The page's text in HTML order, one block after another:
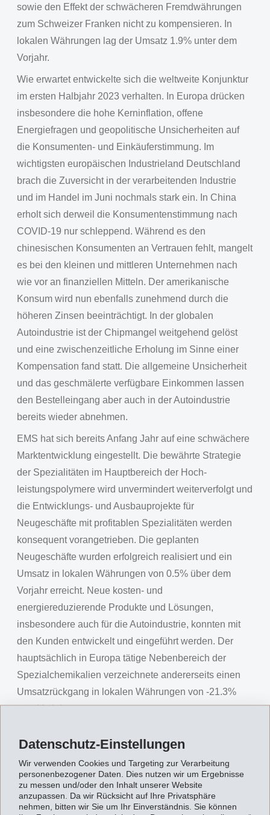
Datenschutz-Einstellungen
Wir verwenden Cookies und Targeting zur Verarbeitung
personenbezogener Daten. Dies nutzen wir um Ergebnisse
zu messen und/oder den Inhalt unserer Website
anzupassen. Da wir Rücksicht auf Ihre Privatsphäre
nehmen, bitten wir Sie um Ihr Einverständnis. Sie können
sowie den Effekt der schwächeren Fremdwährungen
zum Schweizer Franken nicht zu kompensieren. In
lokalen Währungen lag der Umsatz 1.9% unter dem
Vorjahr.
Wie erwartet entwickelte sich die weltweite Konjunktur
im ersten Halbjahr 2023 verhalten. In Europa drücken
insbesondere die hohe Kerninflation, offene
Energiefragen und geopolitische Unsicherheiten auf
die Konsumenten- und Einkäuferstimmung. Im
wichtigsten europäischen Industrieland Deutschland
brach die Zuversicht in der verarbeitenden Industrie
und im Handel im Juni nochmals stark ein. In China
erholt sich derweil die Konsumentenstimmung nach
COVID-19 nur schleppend. Während es den
chinesischen Konsumenten an Vertrauen fehlt, mangelt
es bei den kleinen und mittleren Unternehmen nach
wie vor an finanziellen Mitteln. Der amerikanische
Konsum wird nun ebenfalls zunehmend durch die
höheren Zinsen beeinträchtigt. In der globalen
Autoindustrie ist der Chipmangel weitgehend gelöst
und eine zwischenzeitliche Erholung im Sinne einer
Kompensation fand statt. Die allgemeine Unsicherheit
und das geschmälerte verfügbare Einkommen lassen
den Bestelleingang aber auch in der Autoindustrie
bereits wieder abnehmen.
EMS hat sich bereits Anfang Jahr auf eine schwächere
Marktentwicklung eingestellt. Die bewährte Strategie
der Spezialitäten im Hauptbereich der Hoch-
leistungspolymere wird unvermindert weiterverfolgt und
die Entwicklungs- und Ausbauprojekte für
Neugeschäfte mit profitablen Spezialitäten werden
konsequent vorangetrieben. Die geplanten
Neugeschäfte wurden erfolgreich realisiert und ein
Umsatz in lokalen Währungen von 0.5% über dem
Vorjahr erreicht. Neue kosten- und
energiereduzierende Produkte und Lösungen,
insbesondere auch für die Autoindustrie, konnten mit
den Kunden entwickelt und eingeführt werden. Der
hauptsächlich in Europa tätige Nebenbereich der
Spezialchemikalien verzeichnete andererseits einen
Umsatzrückgang in lokalen Währungen von -21.3%
zum Vorjahr.
Fremdwährungen gelang es EMS, dank der starken
Spezialitätenposition und einem schnellen,
entschiedenen Handeln eine Marge des Betrieblichen
Cash Flows (EBITDA) von beachtlichen 25.9% (27.5%)